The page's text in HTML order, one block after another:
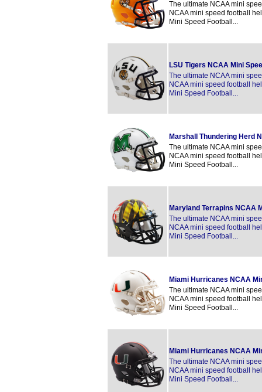
The ultimate NCAA mini
NCAA mini speed football
Mini Speed Football...
LSU Tigers NCAA Mini
The ultimate NCAA mini
NCAA mini speed football
Mini Speed Football...
Marshall Thundering Herd
The ultimate NCAA mini
NCAA mini speed football
Mini Speed Football...
Maryland Terrapins NCAA
The ultimate NCAA mini
NCAA mini speed football
Mini Speed Football...
Miami Hurricanes NCAA
The ultimate NCAA mini
NCAA mini speed football
Mini Speed Football...
Miami Hurricanes NCAA
The ultimate NCAA mini
NCAA mini speed football
Mini Speed Football...